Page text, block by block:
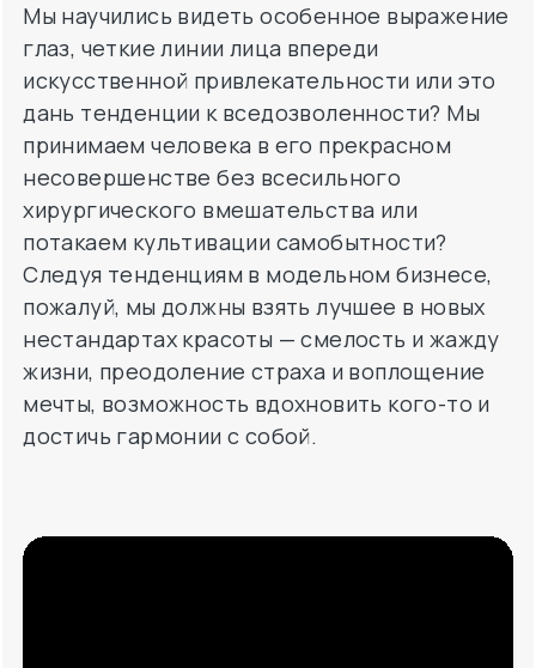
Мы научились видеть особенное выражение
глаз, четкие линии лица впереди
искусственной привлекательности или это
дань тенденции к вседозволенности? Мы
принимаем человека в его прекрасном
несовершенстве без всесильного
хирургического вмешательства или
потакаем культивации самобытности?
Следуя тенденциям в модельном бизнесе,
пожалуй, мы должны взять лучшее в новых
нестандартах красоты — смелость и жажду
жизни, преодоление страха и воплощение
мечты, возможность вдохновить кого-то и
достичь гармонии с собой.